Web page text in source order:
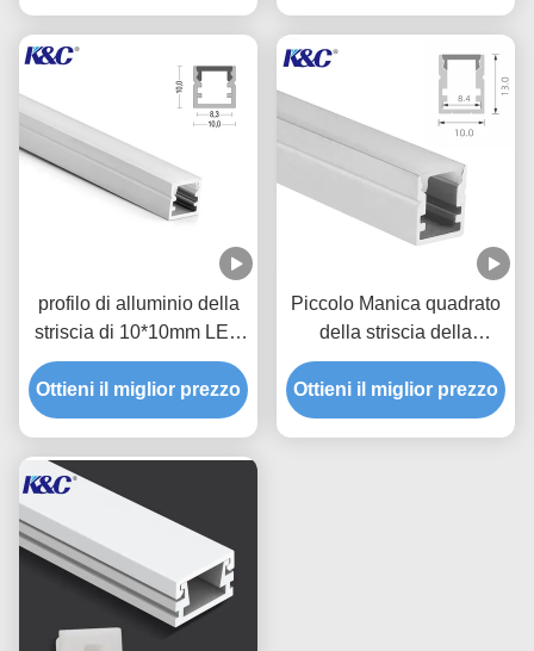
profilo di alluminio della
striscia di 10*10mm LED
con la copertura del
diffusore del PC di PMMA
Ottieni il miglior prezzo
Piccolo Manica quadrato
della striscia della
plafoniera 10*13mm LED
con il diffusore
Ottieni il miglior prezzo